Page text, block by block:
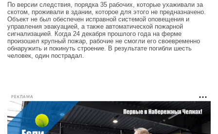
По версии следствия, порядка 35 рабочих, которые ухаживали за
скотом, проживали в здании, которое для этого не предназначено.
Объект не был обеспечен исправной системой оповещения и
управления эвакуацией, а также автоматической пожарной
сигнализацией. Когда 24 декабря прошлого года на ферме
произошел крупный пожар, рабочие не смогли его своевременно
обнаружить и покинуть строение. В результате погибли шесть
человек, один пострадал.
РЕКЛАМА